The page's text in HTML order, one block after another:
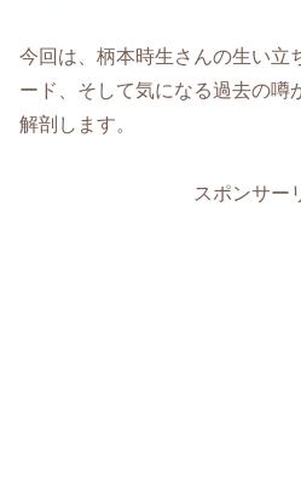
今回は、柄本時生さんの生い立
ード、そして気になる過去の噂
解剖します。
スポンサー